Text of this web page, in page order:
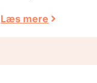
Læs mere